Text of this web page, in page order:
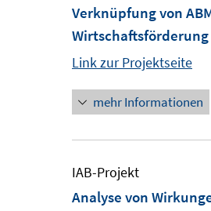
Verknüpfung von
Wirtschaftsförderung
Link zur Projektseite
mehr Informationen
IAB-Projekt
Analyse von